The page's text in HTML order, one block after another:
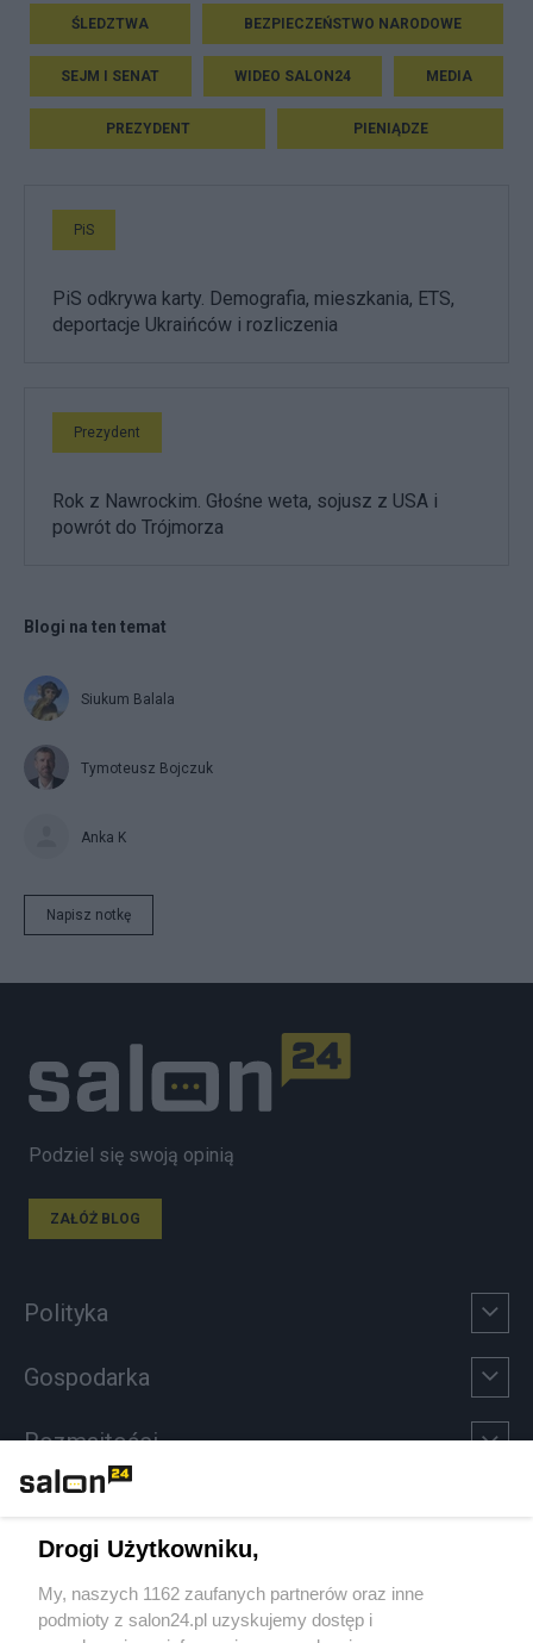
ŚLEDZTWA BEZPIECZEŃSTWO NARODOWE
SEJM I SENAT WIDEO SALON24 MEDIA
PREZYDENT PIENIĄDZE
PiS
PiS odkrywa karty. Demografia, mieszkania, ETS,
deportacje Ukraińców i rozliczenia
Prezydent
Rok z Nawrockim. Głośne weta, sojusz z USA i
powrót do Trójmorza
Blogi na ten temat
Siukum Balala
Tymoteusz Bojczuk
Anka K
Napisz notkę
Podziel się swoją opinią
ZAŁÓŻ BLOG
Polityka
Gospodarka
Rozmaitości
Sport
Społeczeństwo
Drogi Użytkowniku,
My, naszych 1162 zaufanych partnerów oraz inne
podmioty z salon24.pl uzyskujemy dostęp i